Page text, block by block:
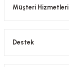
Müşteri Hizmetleri
Destek